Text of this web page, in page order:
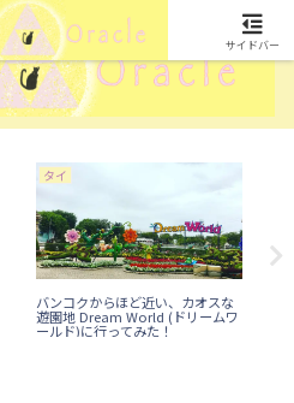
タイ
バンコクからほど近い、カオスな
遊園地 Dream World (ドリームワ
ールド)に行ってみた！
サイドバー